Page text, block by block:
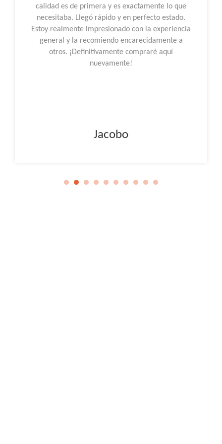
calidad es de primera y es exactamente lo que
necesitaba. Llegó rápido y en perfecto estado.
Estoy realmente impresionado con la experiencia
general y la recomiendo encarecidamente a
otros. ¡Definitivamente compraré aquí
nuevamente!
Jacobo